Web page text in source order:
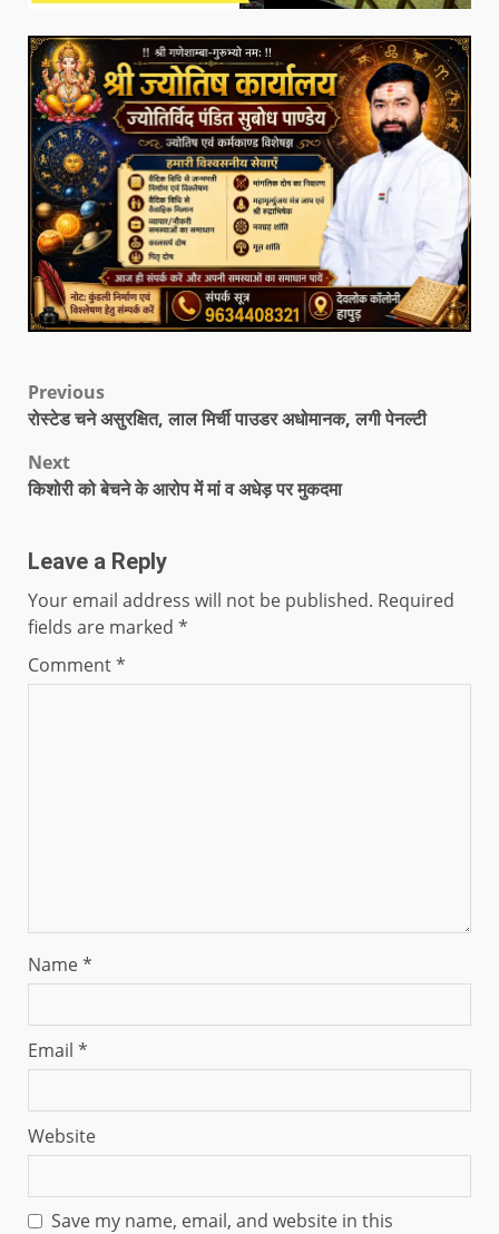
Previous
रोस्टेड चने असुरक्षित, लाल मिर्ची पाउडर अधोमानक, लगी पेनल्टी
Next
किशोरी को बेचने के आरोप में मां व अधेड़ पर मुकदमा
Leave a Reply
Your email address will not be published. Required
fields are marked *
Comment*
Name*
Email *
Website
Save my name, email, and website in this